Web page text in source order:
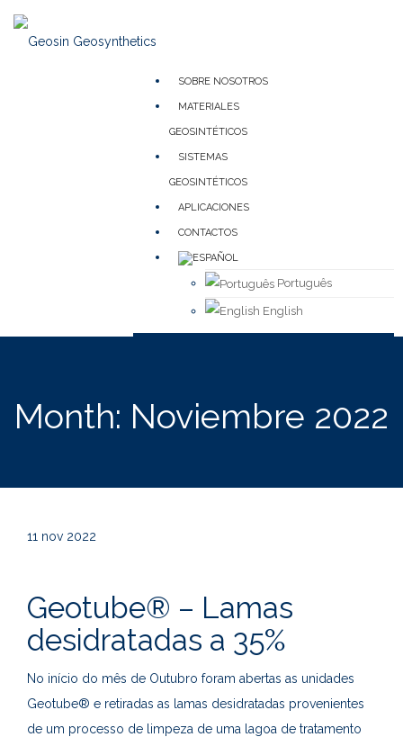
SOBRE NOSOTROS
MATERIALES
GEOSINTÉTICOS
SISTEMAS
GEOSINTÉTICOS
APLICACIONES
CONTACTOS
Português
English
Month: Noviembre 2022
11 nov 2022
Geotube® – Lamas
desidratadas a 35%
No início do mês de Outubro foram abertas as unidades
Geotube® e retiradas as lamas desidratadas provenientes
de um processo de limpeza de uma lagoa de tratamento